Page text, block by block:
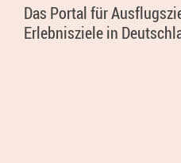
Das Portal für
Erlebnisziele in